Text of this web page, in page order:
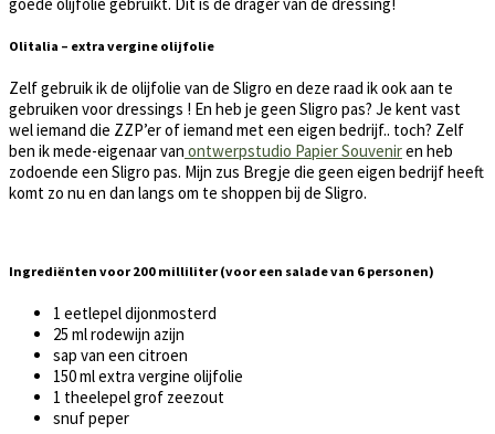
Olitalia – extra vergine olijfolie
Zelf gebruik ik de olijfolie van de Sligro en deze raad ik ook aan te
gebruiken voor dressings ! En heb je geen Sligro pas? Je kent vast
wel iemand die ZZP’er of iemand met een eigen bedrijf.. toch? Zelf
ben ik mede-eigenaar van ontwerpstudio Papier Souveniren heb
zodoende een Sligro pas. Mijn zus Bregje die geen eigen bedrijf heeft
komt zo nu en dan langs om te shoppen bij de Sligro.
Ingrediënten voor 200 milliliter (voor een salade van 6 personen)
1 eetlepel dijonmosterd
25 ml rodewijn azijn
sap van een citroen
150 ml extra vergine olijfolie
1 theelepel grof zeezout
snuf peper